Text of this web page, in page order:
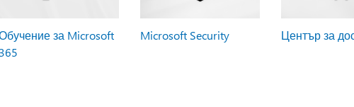
за Microsoft
365
Microsoft Security Център за